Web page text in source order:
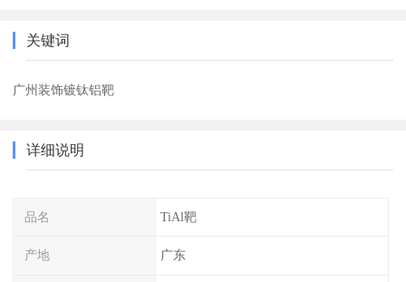
关键词
广州装饰镀钛铝靶
详细说明
品名 TiAl靶
产地 广东